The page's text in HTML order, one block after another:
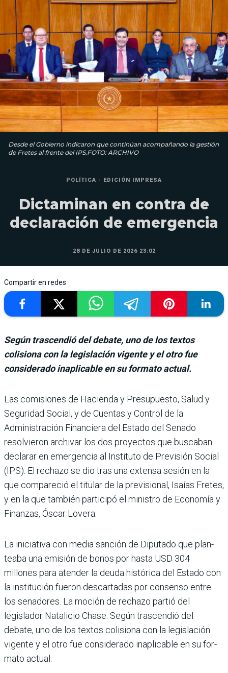
Desde el Gobierno indicaron que continúan acompañando la gestión
de Fretes al frente del IPS.FOTO: ARCHIVO
POLÍTICA - EDICIÓN IMPRESA
Dictaminan en contra de
declaración de emergencia
28 DE JULIO DE 2026 23:02
Compartir en redes
Según trascendió del debate, uno de los textos
colisiona con la legislación vigente y el otro fue
considerado inaplicable en su formato actual.
Las comisiones de Hacienda y Presu­puesto, Salud y
Segu­ridad Social, y de Cuentas y Control de la
Administra­ción Financiera del Estado del Senado
resolvieron archivar los dos proyec­tos que buscaban
declarar en emergencia al Instituto de Previsión Social
(IPS). El rechazo se dio tras una extensa sesión en la
que compareció el titular de la previsional, Isaías Fretes,
y en la que también participó el ministro de Economía y
Finanzas, Óscar Lovera.
La iniciativa con media san­ción de Diputado que plan­
teaba una emisión de bonos por hasta USD 304
millones para atender la deuda histórica del Estado con
la insti­tución fueron descartadas por consenso entre
los sena­dores. La moción de rechazo partió del
legislador Natali­cio Chase. Según trascendió del
debate, uno de los textos colisiona con la legislación
vigente y el otro fue consi­derado inaplicable en su for­
mato actual.